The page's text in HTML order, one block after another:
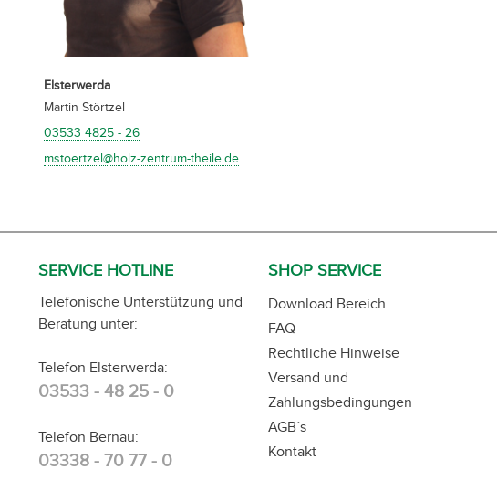
Elsterwerda
Martin Störtzel
03533 4825 - 26
mstoertzel@holz-zentrum-theile.de
SERVICE HOTLINE
Telefonische Unterstützung und
Beratung unter:
Telefon Elsterwerda:
03533 - 48 25 - 0
Telefon Bernau:
03338 - 70 77 - 0
SHOP SERVICE
Download Bereich
FAQ
Rechtliche Hinweise
Versand und
Zahlungsbedingungen
AGB´s
Kontakt